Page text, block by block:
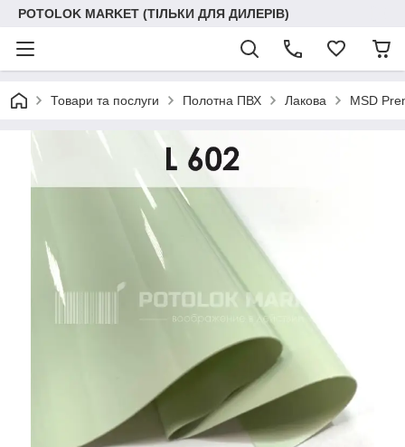
POTOLOK MARKET (ТІЛЬКИ ДЛЯ ДИЛЕРІВ)
Товари та послуги Полотна ПВХ Лакова MSD